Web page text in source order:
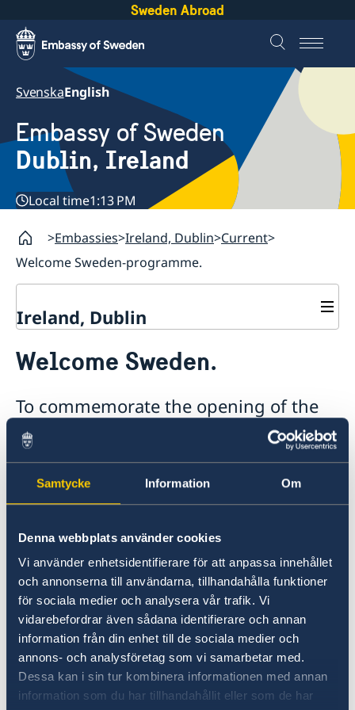
Samtycke Information Om
Denna webbplats använder cookies
Vi använder enhetsidentifierare för att anpassa innehållet
och annonserna till användarna, tillhandahålla funktioner
för sociala medier och analysera vår trafik. Vi
vidarebefordrar även sådana identifierare och annan
information från din enhet till de sociala medier och
annons- och analysföretag som vi samarbetar med.
Dessa kan i sin tur kombinera informationen med annan
information som du har tillhandahållit eller som de har
Sweden Abroad
SvenskaEnglish
Embassy of Sweden
Dublin, Ireland
Local time1:13 PM
Embassies Ireland, Dublin Current
Welcome Sweden-programme.
Ireland, Dublin
About us
News
Calendar
Vacancies
Welcome Sweden-programme.
Welcome Sweden.
To commemorate the opening of the
new Embassy of Sweden in Ireland,
Dublin, several Sweden-related
activities were organized in Ireland by
various organizations between
More information about the activities of the
Welcome Sweden program can be found in our
programme.
The work to complete the office premises for
Sweden’s new Embassy in Ireland was finished
in November 2024.